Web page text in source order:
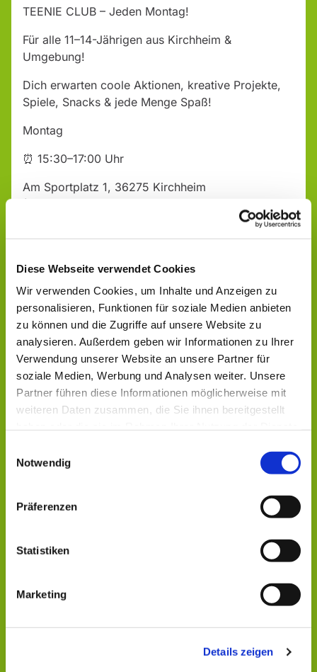
Diese Webseite verwendet Cookies
Wir verwenden Cookies, um Inhalte und Anzeigen zu
personalisieren, Funktionen für soziale Medien anbieten
zu können und die Zugriffe auf unsere Website zu
analysieren. Außerdem geben wir Informationen zu Ihrer
Verwendung unserer Website an unsere Partner für
soziale Medien, Werbung und Analysen weiter. Unsere
Partner führen diese Informationen möglicherweise mit
weiteren Daten zusammen, die Sie ihnen bereitgestellt
Notwendig
Präferenzen
Statistiken
Marketing
Details zeigen
TEENIE CLUB – Jeden Montag!
Für alle 11–14-Jährigen aus Kirchheim &
Umgebung!
Dich erwarten coole Aktionen, kreative Projekte,
Spiele, Snacks & jede Menge Spaß!
Montag
⏰ 15:30–17:00 Uhr
Am Sportplatz 1, 36275 Kirchheim